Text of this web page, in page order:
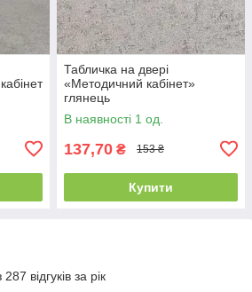
Табличка на двері
«Методичний кабінет»
глянець
В наявності 1 од.
137,70 ₴ 153 ₴
Купити
відгуків за рік